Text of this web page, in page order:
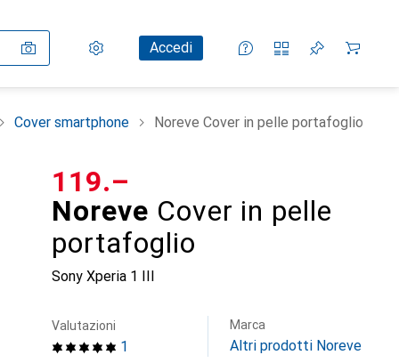
Impostazioni
Conto clienteAccedi
Liste di confronto
Liste dei desideri
Carrello
Cover smartphone Noreve Cover in pelle portafoglio
Noreve Cover in pelle
portafoglio
Sony Xperia 1 III
CHF
119.–
1
Valutazioni Marca
Altri prodotti Noreve